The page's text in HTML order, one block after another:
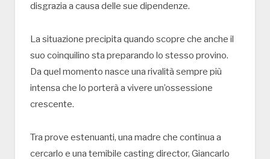
disgrazia a causa delle sue dipendenze.
La situazione precipita quando scopre che anche il
suo coinquilino sta preparando lo stesso provino.
Da quel momento nasce una rivalità sempre più
intensa che lo porterà a vivere un’ossessione
crescente.
Tra prove estenuanti, una madre che continua a
cercarlo e una temibile casting director, Giancarlo